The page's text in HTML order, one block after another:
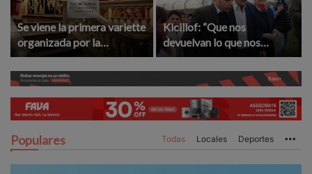
Se viene la primera variette
organizada por la
Asociación Amigos del
Complejo Cultural
Kicillof: “Que nos
devuelvan lo que nos
robaron”
Populares Todas Locales Deportes